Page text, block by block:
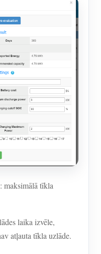
maksimālā tīkla
laika izvēle,
atļauta tīkla uzlāde.